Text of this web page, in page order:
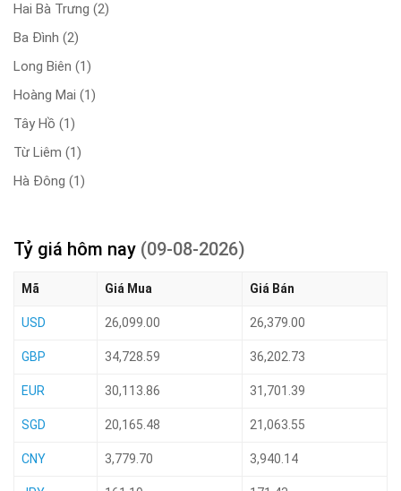
Hai Bà Trưng (2)
Ba Đình (2)
Long Biên (1)
Hoàng Mai (1)
Tây Hồ (1)
Từ Liêm (1)
Hà Đông (1)
Tỷ giá hôm nay (09-08-2026)
Mã Giá Mua Giá Bán
USD 26,099.00 26,379.00
GBP 34,728.59 36,202.73
EUR 30,113.86 31,701.39
SGD 20,165.48 21,063.55
CNY 3,779.70 3,940.14